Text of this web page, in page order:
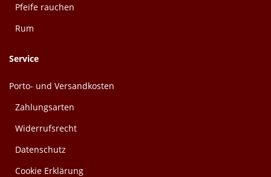
Pfeife rauchen
Rum
Service
Porto- und Versandkosten
Zahlungsarten
Widerrufsrecht
Datenschutz
Cookie Erklärung